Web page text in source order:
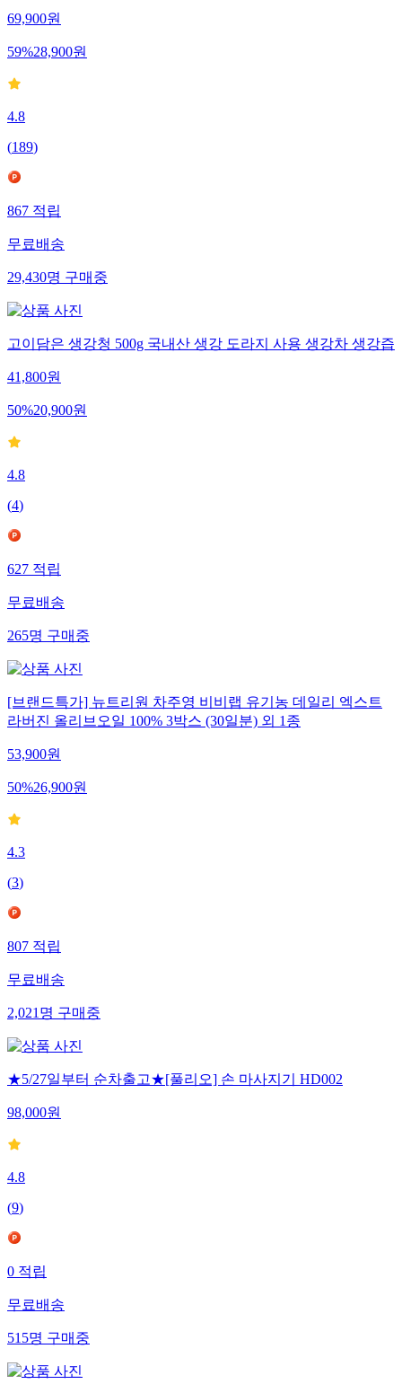
69,900원
59%28,900원
4.8
(189)
867적립
무료배송
29,430명구매중
고이담은 생강청 500g 국내산 생강 도라지 사용 생강차 생강즙
41,800원
50%20,900원
4.8
(4)
627적립
무료배송
265명구매중
[브랜드특가] 뉴트리원 차주영 비비랩 유기농 데일리 엑스트
라버진 올리브오일 100% 3박스 (30일분) 외 1종
53,900원
50%26,900원
4.3
(3)
807적립
무료배송
2,021명구매중
★5/27일부터 순차출고★[풀리오] 손 마사지기 HD002
98,000원
4.8
(9)
0적립
무료배송
515명구매중